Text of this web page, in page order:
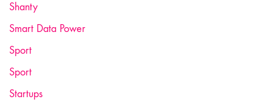
Shanty
Smart Data Power
Sport
Sport
Startups